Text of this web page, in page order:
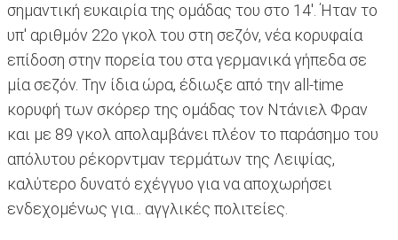
σημαντική ευκαιρία της ομάδας του στο 14'. Ήταν το
υπ' αριθμόν 22ο γκολ του στη σεζόν, νέα κορυφαία
επίδοση στην πορεία του στα γερμανικά γήπεδα σε
μία σεζόν. Την ίδια ώρα, έδιωξε από την all-time
κορυφή των σκόρερ της ομάδας τον Ντάνιελ Φραν
και με 89 γκολ απολαμβάνει πλέον το παράσημο του
απόλυτου ρέκορντμαν τερμάτων της Λειψίας,
καλύτερο δυνατό εχέγγυο για να αποχωρήσει
ενδεχομένως για... αγγλικές πολιτείες.